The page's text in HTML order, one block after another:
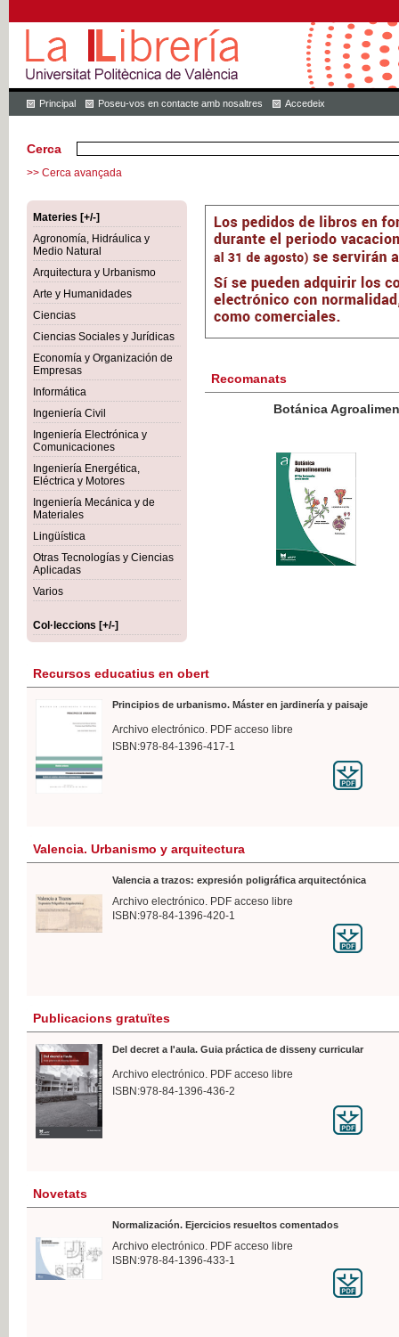
Principal Poseu-vos en contacte amb nosaltres Accedeix
Cerca
>> Cerca avançada
Materies [+/-]
Agronomía, Hidráulica y
Medio Natural
Arquitectura y Urbanismo
Arte y Humanidades
Ciencias
Ciencias Sociales y Jurídicas
Economía y Organización de
Empresas
Informática
Ingeniería Civil
Ingeniería Electrónica y
Comunicaciones
Ingeniería Energética,
Eléctrica y Motores
Ingeniería Mecánica y de
Materiales
Lingüística
Otras Tecnologías y Ciencias
Aplicadas
Varios
Col·leccions [+/-]
Recomanats
Botánica Agroalimentaria
Recursos educatius en obert
Principios de urbanismo. Máster en jardinería y paisaje
Archivo electrónico. PDF acceso libre
ISBN:978-84-1396-417-1
Valencia. Urbanismo y arquitectura
Valencia a trazos: expresión poligráfica arquitectónica
Archivo electrónico. PDF acceso libre
ISBN:978-84-1396-420-1
Publicacions gratuïtes
Del decret a l'aula. Guia práctica de disseny curricular
Archivo electrónico. PDF acceso libre
ISBN:978-84-1396-436-2
Novetats
Normalización. Ejercicios resueltos comentados
Archivo electrónico. PDF acceso libre
ISBN:978-84-1396-433-1